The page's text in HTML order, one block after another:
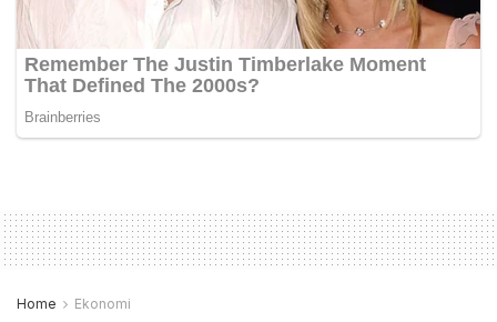
Home Ekonomi